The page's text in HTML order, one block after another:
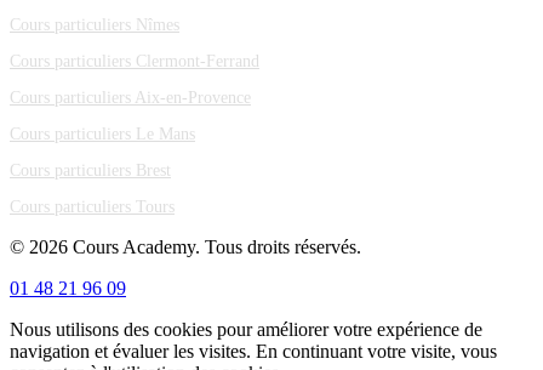
Cours particuliers Nîmes
Cours particuliers Clermont-Ferrand
Cours particuliers Aix-en-Provence
Cours particuliers Le Mans
Cours particuliers Brest
Cours particuliers Tours
© 2026 Cours Academy. Tous droits réservés.
01 48 21 96 09
Nous utilisons des cookies pour améliorer votre expérience de
navigation et évaluer les visites. En continuant votre visite, vous